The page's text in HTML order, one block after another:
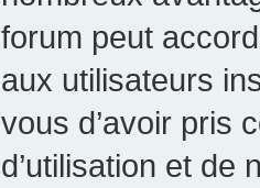
forum peut
aux utilisateurs
vous d’avoir pris
d’utilisation et de